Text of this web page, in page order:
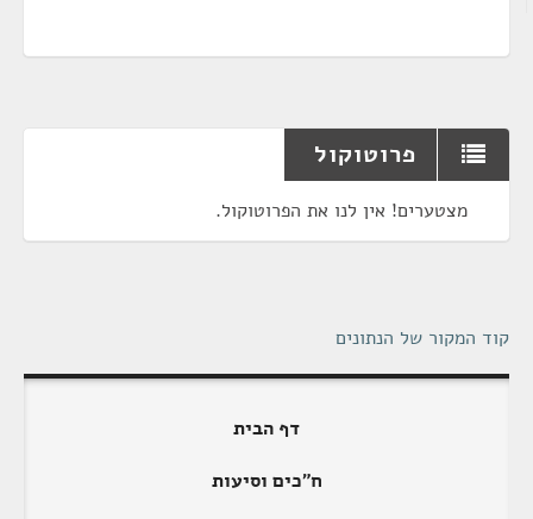
פרוטוקול
מצטערים! אין לנו את הפרוטוקול.
קוד המקור של הנתונים
דף הבית
ח"כים וסיעות